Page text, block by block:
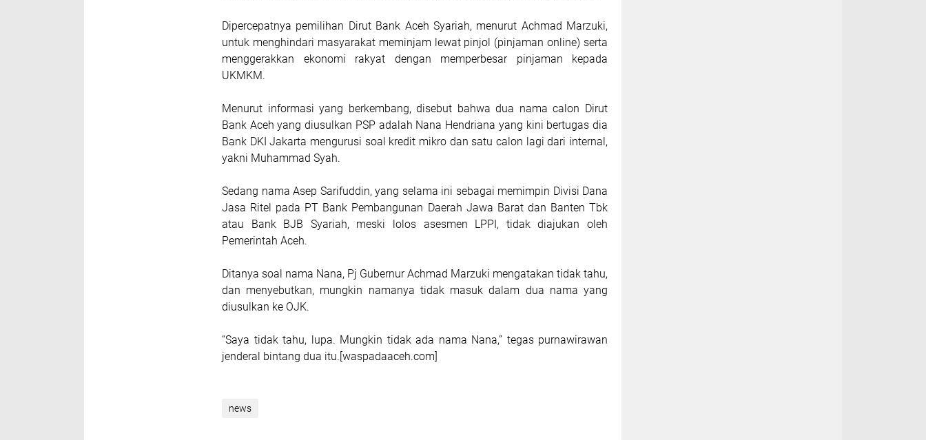
Dipercepatnya pemilihan Dirut Bank Aceh Syariah, menurut Achmad Marzuki,
untuk menghindari masyarakat meminjam lewat pinjol (pinjaman online) serta
menggerakkan ekonomi rakyat dengan memperbesar pinjaman kepada
UKMKM.
Menurut informasi yang berkembang, disebut bahwa dua nama calon Dirut
Bank Aceh yang diusulkan PSP adalah Nana Hendriana yang kini bertugas dia
Bank DKI Jakarta mengurusi soal kredit mikro dan satu calon lagi dari internal,
yakni Muhammad Syah.
Sedang nama Asep Sarifuddin, yang selama ini sebagai memimpin Divisi Dana
Jasa Ritel pada PT Bank Pembangunan Daerah Jawa Barat dan Banten Tbk
atau Bank BJB Syariah, meski lolos asesmen LPPI, tidak diajukan oleh
Pemerintah Aceh.
Ditanya soal nama Nana, Pj Gubernur Achmad Marzuki mengatakan tidak tahu,
dan menyebutkan, mungkin namanya tidak masuk dalam dua nama yang
diusulkan ke OJK.
“Saya tidak tahu, lupa. Mungkin tidak ada nama Nana,” tegas purnawirawan
jenderal bintang dua itu.[waspadaaceh.com]
news